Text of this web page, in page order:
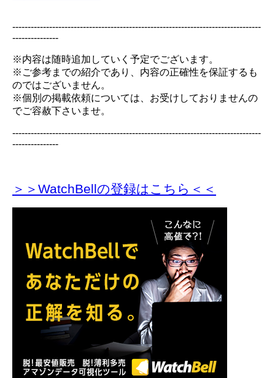
---------------------------------------------------------------------------------
---------------
※内容は随時追加していく予定でございます。
※ご参考までの紹介であり、内容の正確性を保証するも
のではございません。
※個別の掲載依頼については、お受けしておりませんの
でご容赦下さいませ。
---------------------------------------------------------------------------------
---------------
＞＞WatchBellの登録はこちら＜＜